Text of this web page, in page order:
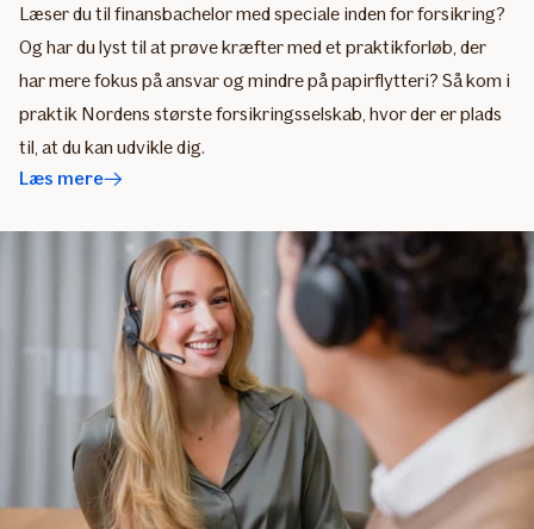
Læser du til finansbachelor med speciale inden for forsikring?
Og har du lyst til at prøve kræfter med et praktikforløb, der
har mere fokus på ansvar og mindre på papirflytteri? Så kom i
praktik Nordens største forsikringsselskab, hvor der er plads
til, at du kan udvikle dig.
Læs mere